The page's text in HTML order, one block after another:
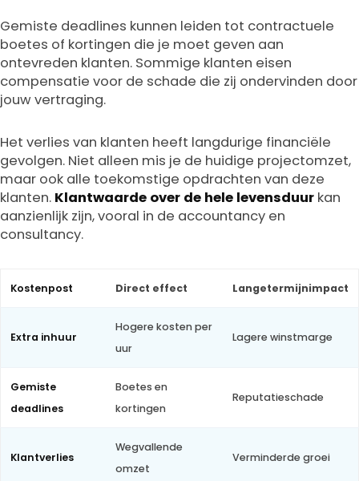
Gemiste deadlines kunnen leiden tot contractuele
boetes of kortingen die je moet geven aan
ontevreden klanten. Sommige klanten eisen
compensatie voor de schade die zij ondervinden door
jouw vertraging.
Het verlies van klanten heeft langdurige financiële
gevolgen. Niet alleen mis je de huidige projectomzet,
maar ook alle toekomstige opdrachten van deze
klanten. Klantwaarde over de hele levensduur kan
aanzienlijk zijn, vooral in de accountancy en
consultancy.
Kostenpost Direct effect Langetermijnimpact
Extra inhuur
Hogere kosten per
uur
Lagere winstmarge
Gemiste
deadlines
Boetes en
kortingen
Reputatieschade
Klantverlies
Wegvallende
omzet
Verminderde groei